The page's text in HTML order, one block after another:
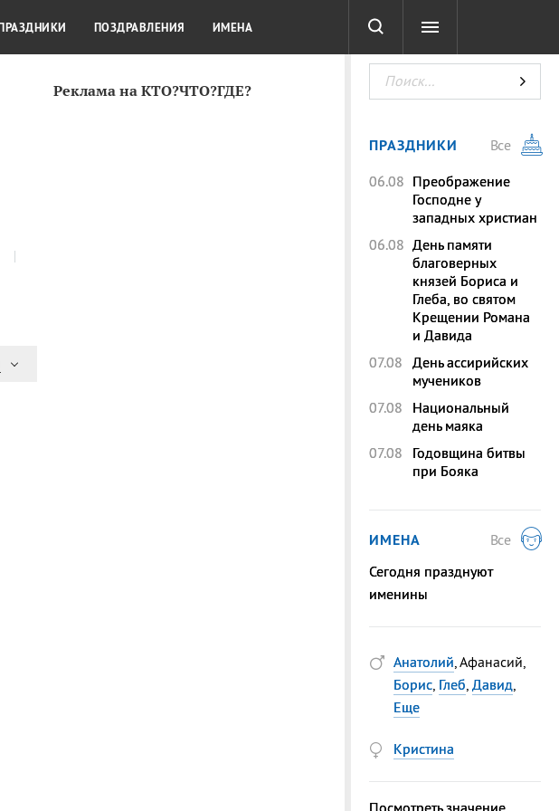
Реклама на КТО?ЧТО?ГДЕ?
КРАСОТА ТЕСТЫ
ПОЗДРАВЛЕНИЯ ИМЕНА
ПРАЗДНИКИ
Все
06.08 Преображение
Господне у
западных христиан
06.08 День памяти
благоверных
князей Бориса и
Глеба, во святом
Крещении Романа
и Давида
07.08 День ассирийских
мучеников
07.08
Национальный
день маяка
07.08
Годовщина битвы
при Бояка
ИМЕНА
Все
Сегодня празднуют
именины
Анатолий, Афанасий,
Борис, Глеб, Давид,
Еще
Кристина
Посмотреть значение